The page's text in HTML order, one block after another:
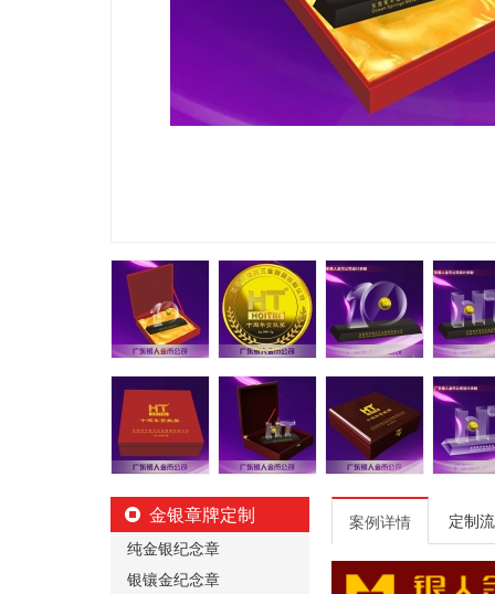
金银章牌定制
纯金银纪念章
银镶金纪念章
案例详情 定制